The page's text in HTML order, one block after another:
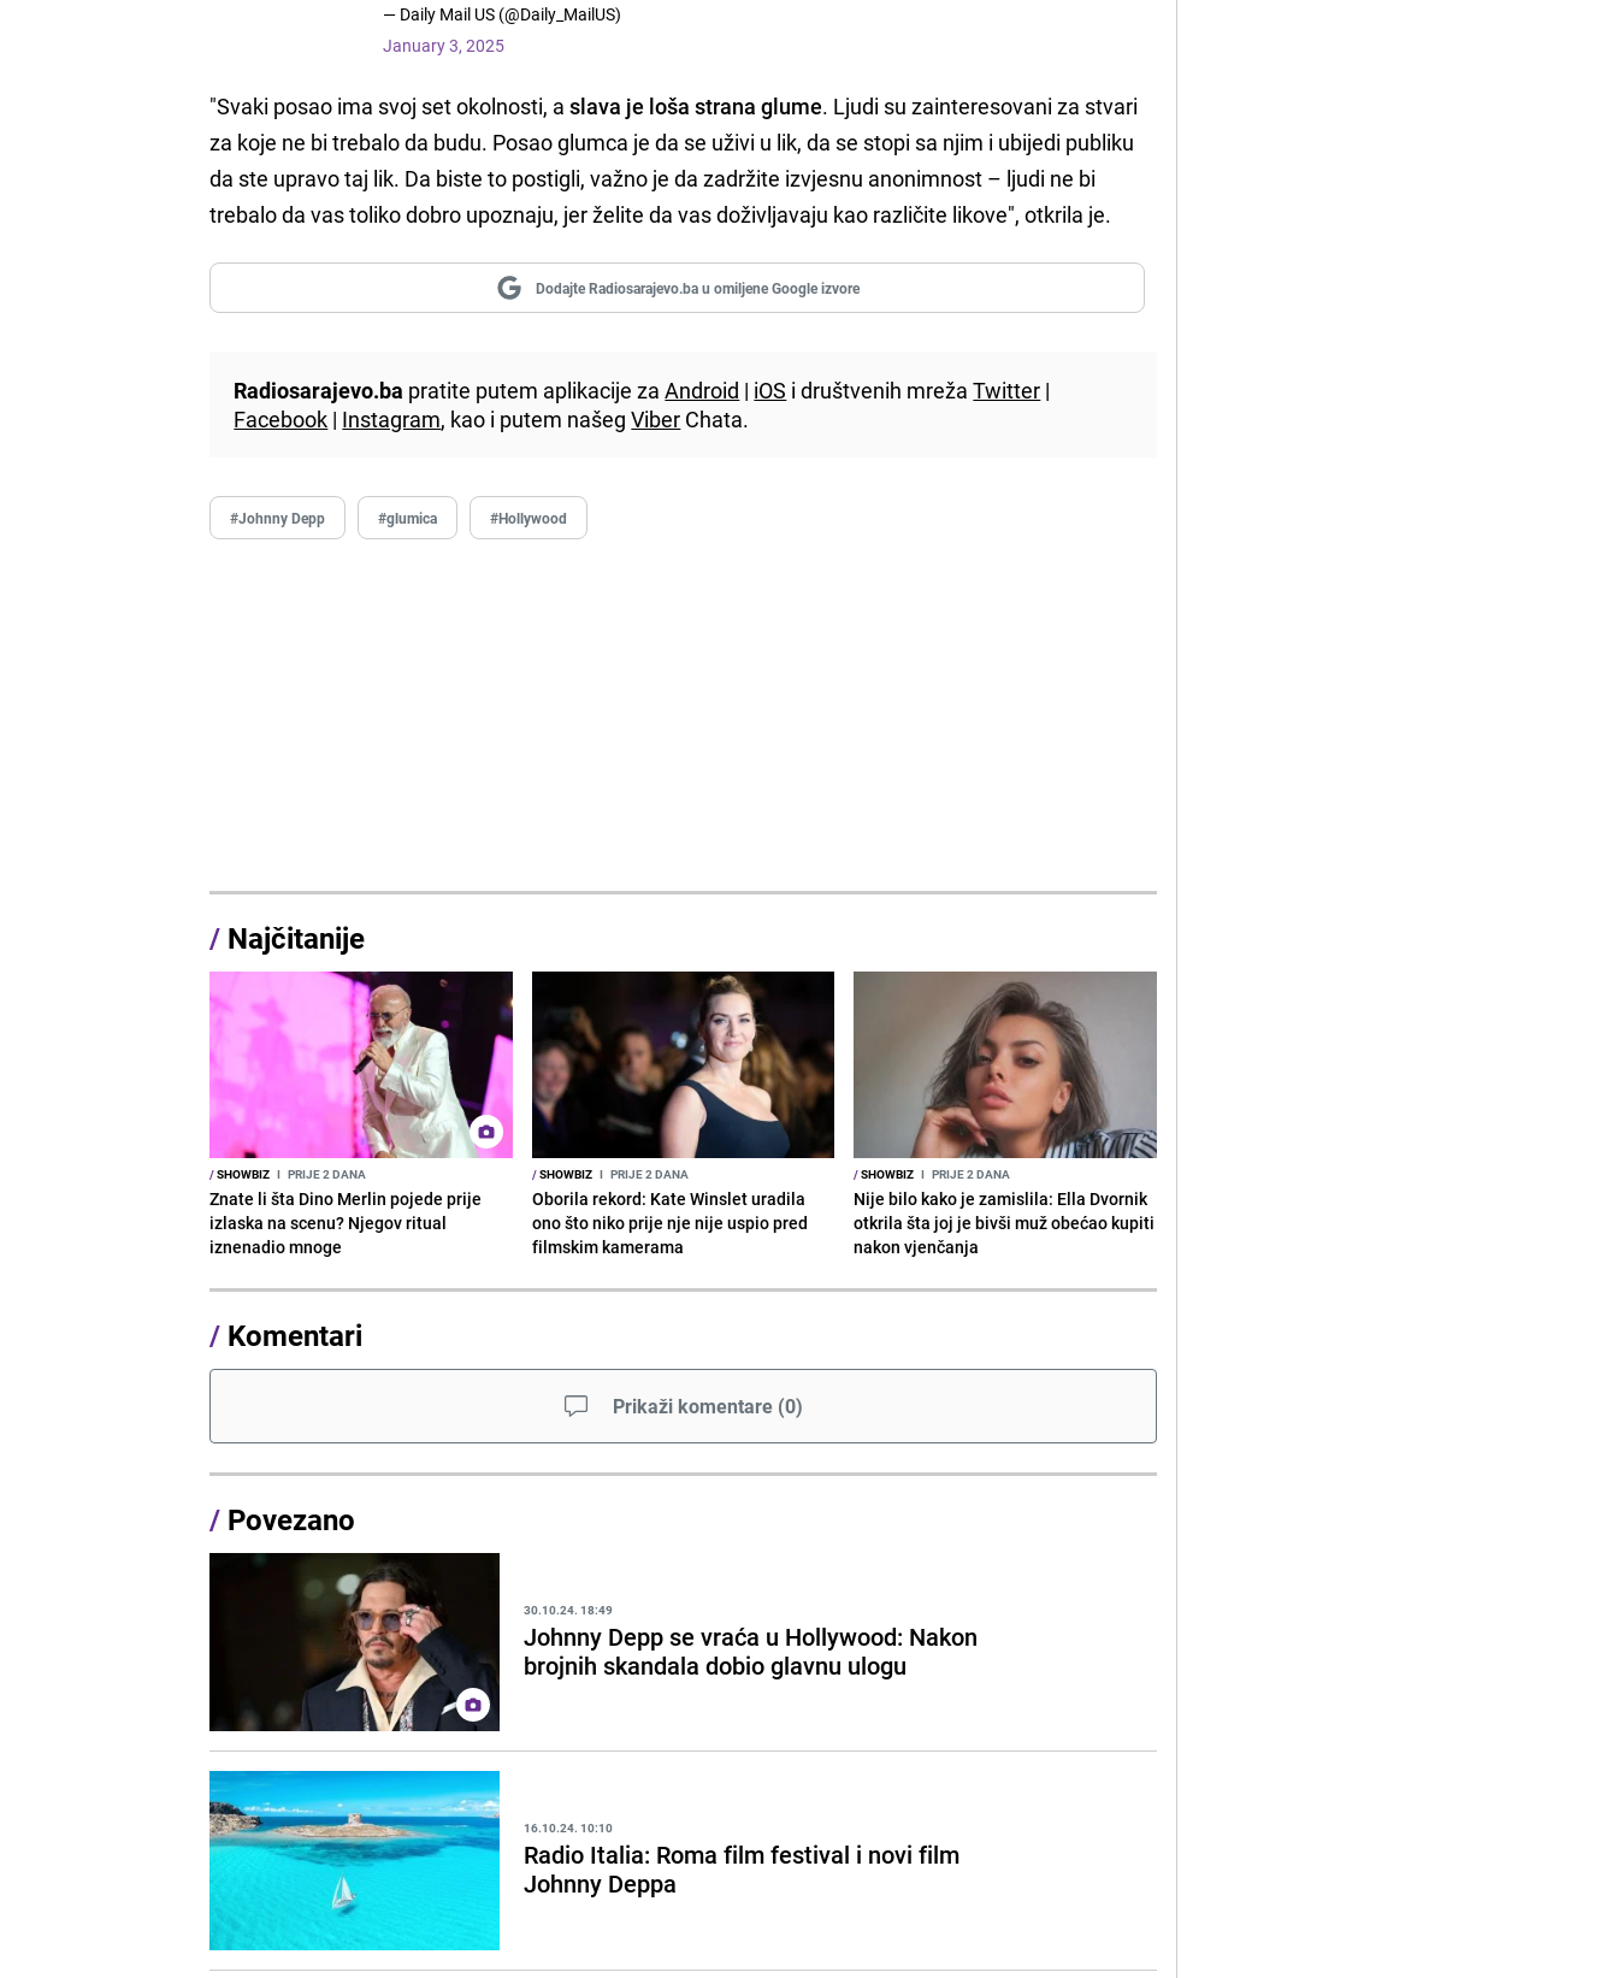
— Daily Mail US (@Daily_MailUS)
January 3, 2025
"Svaki posao ima svoj set okolnosti, aslava je loša strana glume. Ljudi su zainteresovani za stvari
za koje ne bi trebalo da budu. Posao glumca je da se uživi u lik, da se stopi sa njim i ubijedi publiku
da ste upravo taj lik. Da biste to postigli, važno je da zadržite izvjesnu anonimnost – ljudi ne bi
trebalo da vas toliko dobro upoznaju, jer želite da vas doživljavaju kao različite likove", otkrila je.
Dodajte Radiosarajevo.ba u omiljene Google izvore
Radiosarajevo.ba pratite putem aplikacije zaAndroid | iOS i društvenih mrežaTwitter |
Facebook | Instagram, kao i putem našegViber Chata.
#Johnny Depp #glumica #Hollywood
/ Najčitanije
/SHOWBIZ I PRIJE 2 DANA
Znate li šta Dino Merlin pojede prije
izlaska na scenu? Njegov ritual
iznenadio mnoge
/SHOWBIZ I PRIJE 2 DANA
Oborila rekord: Kate Winslet uradila
ono što niko prije nje nije uspio pred
filmskim kamerama
/SHOWBIZ I PRIJE 2 DANA
Nije bilo kako je zamislila: Ella Dvornik
otkrila šta joj je bivši muž obećao kupiti
nakon vjenčanja
/ Komentari
Prikaži komentare (0)
/ Povezano
30.10.24. 18:49
Johnny Depp se vraća u Hollywood: Nakon
brojnih skandala dobio glavnu ulogu
16.10.24. 10:10
Radio Italia: Roma film festival i novi film
Johnny Deppa